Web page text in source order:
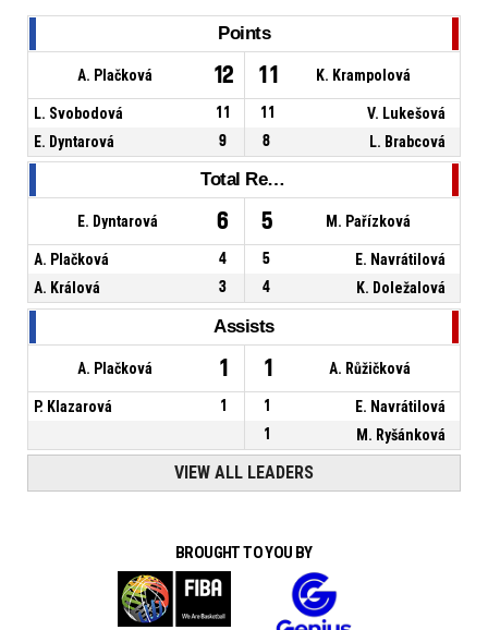
Points
A. Plačková 12 11 K. Krampolová
L. Svobodová 11 11
V. Lukešová
E. Dyntarová
9 8 L. Brabcová
Total Rebounds
E. Dyntarová 6 5 M. Pařízková
A. Plačková 4 5
E. Navrátilová
A. Králová
3 4 K. Doležalová
Assists
A. Plačková 1 1 A. Růžičková
P. Klazarová 1 1 E. Navrátilová
1 M. Ryšánková
VIEW ALL LEADERS
BROUGHT TO YOU BY